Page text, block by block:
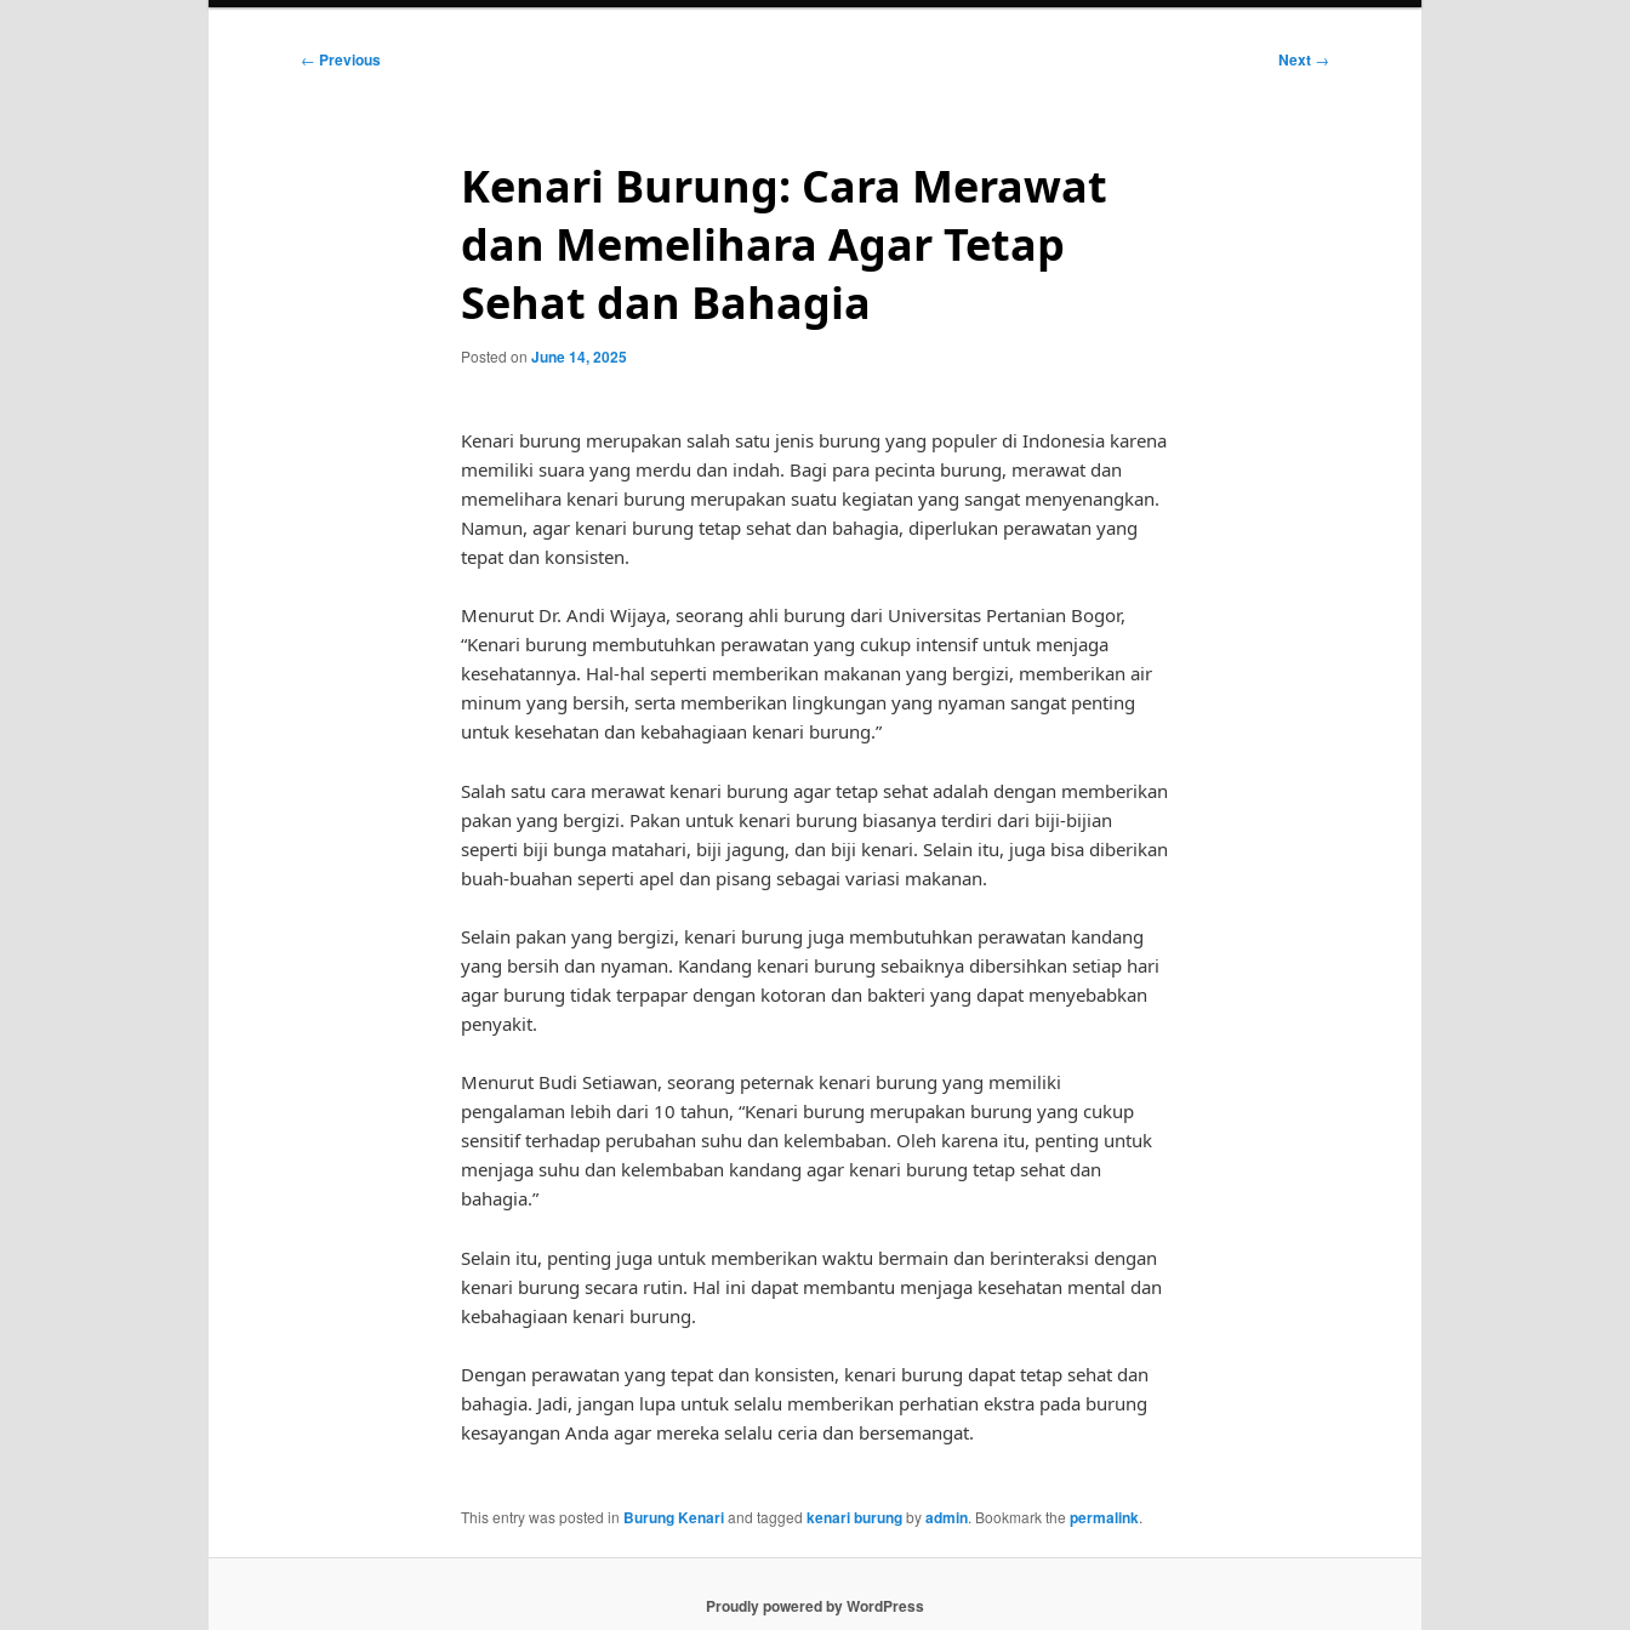
Post
← Previous Next →
Kenari Burung: Cara Merawat
dan Memelihara Agar Tetap
Sehat dan Bahagia
Posted on June 14, 2025
Kenari burung merupakan salah satu jenis burung yang populer di Indonesia karena
memiliki suara yang merdu dan indah. Bagi para pecinta burung, merawat dan
memelihara kenari burung merupakan suatu kegiatan yang sangat menyenangkan.
Namun, agar kenari burung tetap sehat dan bahagia, diperlukan perawatan yang
tepat dan konsisten.
Menurut Dr. Andi Wijaya, seorang ahli burung dari Universitas Pertanian Bogor,
“Kenari burung membutuhkan perawatan yang cukup intensif untuk menjaga
kesehatannya. Hal-hal seperti memberikan makanan yang bergizi, memberikan air
minum yang bersih, serta memberikan lingkungan yang nyaman sangat penting
untuk kesehatan dan kebahagiaan kenari burung.”
Salah satu cara merawat kenari burung agar tetap sehat adalah dengan memberikan
pakan yang bergizi. Pakan untuk kenari burung biasanya terdiri dari biji-bijian
seperti biji bunga matahari, biji jagung, dan biji kenari. Selain itu, juga bisa diberikan
buah-buahan seperti apel dan pisang sebagai variasi makanan.
Selain pakan yang bergizi, kenari burung juga membutuhkan perawatan kandang
yang bersih dan nyaman. Kandang kenari burung sebaiknya dibersihkan setiap hari
agar burung tidak terpapar dengan kotoran dan bakteri yang dapat menyebabkan
penyakit.
Menurut Budi Setiawan, seorang peternak kenari burung yang memiliki
pengalaman lebih dari 10 tahun, “Kenari burung merupakan burung yang cukup
sensitif terhadap perubahan suhu dan kelembaban. Oleh karena itu, penting untuk
menjaga suhu dan kelembaban kandang agar kenari burung tetap sehat dan
bahagia.”
Selain itu, penting juga untuk memberikan waktu bermain dan berinteraksi dengan
kenari burung secara rutin. Hal ini dapat membantu menjaga kesehatan mental dan
kebahagiaan kenari burung.
Dengan perawatan yang tepat dan konsisten, kenari burung dapat tetap sehat dan
bahagia. Jadi, jangan lupa untuk selalu memberikan perhatian ekstra pada burung
kesayangan Anda agar mereka selalu ceria dan bersemangat.
This entry was posted in Burung Kenariand tagged kenari burungbyadmin. Bookmark the permalink.
Proudly powered by WordPress